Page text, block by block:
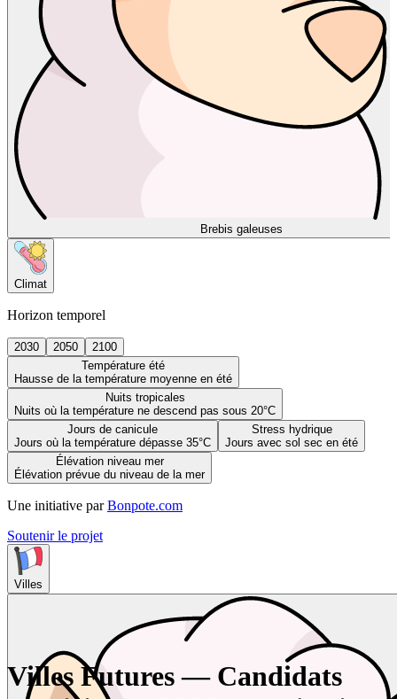
Brebis galeuses
Climat
Horizon temporel
2030 2050
2100
Température été
Hausse de la température moyenne en été
Nuits tropicales
Nuits où la température ne descend pas sous 20°C
Jours de canicule
Jours où la température dépasse 35°C
Stress hydrique
Jours avec sol sec en été
Élévation niveau mer
Élévation prévue du niveau de la mer
Une initiative par Bonpote.com
Soutenir le projet
Villes
Villes Futures — Candidats